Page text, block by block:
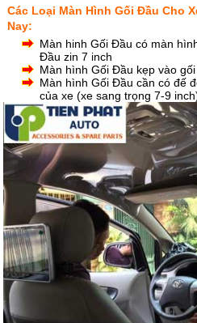
Các Loại Màn Hình Gối Đầu Cho
Nay:
Màn hinh Gối Đầu có màn
Đầu zin 7 inch
Màn hình Gối Đầu kẹp vào
Màn hình Gối Đầu cần có đế
của xe (xe sang trọng 7-9